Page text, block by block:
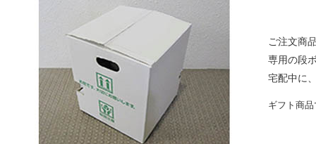
ご注文商
専用の段
宅配中に
ギフト商